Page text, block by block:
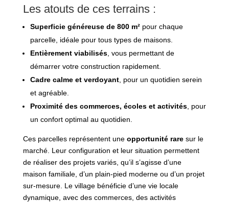
Les atouts de ces terrains :
Superficie généreuse de 800 m²pour chaque
parcelle, idéale pour tous types de maisons.
Entièrement viabilisés, vous permettant de
démarrer votre construction rapidement.
Cadre calme et verdoyant, pour un quotidien serein
et agréable.
Proximité des commerces, écoles et activités, pour
un confort optimal au quotidien.
Ces parcelles représentent une opportunité raresur le
marché. Leur configuration et leur situation permettent
de réaliser des projets variés, qu’il s’agisse d’une
maison familiale, d’un plain-pied moderne ou d’un projet
sur-mesure. Le village bénéficie d’une vie locale
dynamique, avec des commerces, des activités